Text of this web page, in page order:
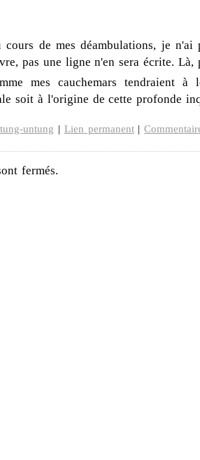
de mes déambulations, je n'ai
pas une ligne n'en sera écrite. Là,
mes cauchemars tendraient
soit à l'origine de cette profonde
untung | Lien permanent|
fermés.